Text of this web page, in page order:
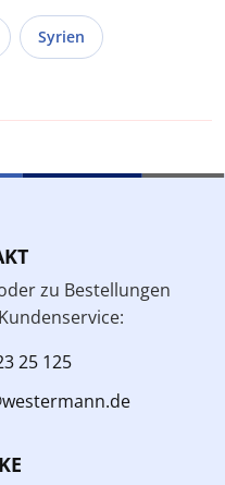
Syrien
zu Bestellungen
25 125